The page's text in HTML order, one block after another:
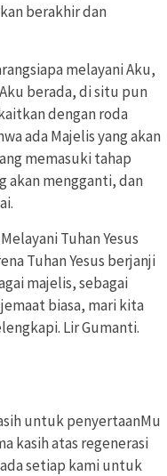
berakhir dan
melayani Aku,
berada, di situ pun
dengan roda
ada Majelis yang akan
memasuki tahap
akan mengganti, dan
Tuhan Yesus
Tuhan Yesus berjanji
majelis, sebagai
biasa, mari kita
Lir Gumanti.
untuk penyertaanMu
kasih atas regenerasi
setiap kami untuk